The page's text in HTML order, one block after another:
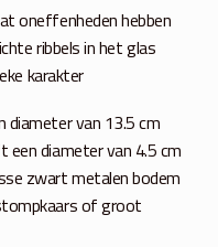
oneffenheden hebben
ribbels in het glas
karakter
diameter van 13.5 cm
een diameter van 4.5 cm
zwart metalen bodem
of groot